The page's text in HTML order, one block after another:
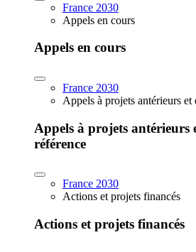
France 2030
Appels en cours
Appels en cours
France 2030
Appels à projets antérieurs et
Appels à projets antérieurs
référence
France 2030
Actions et projets financés
Actions et projets financés